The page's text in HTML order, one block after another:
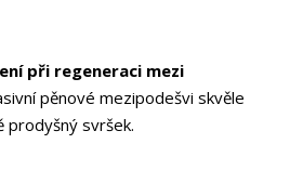
při regeneraci mezi
pěnové mezipodešvi skvěle
svršek.